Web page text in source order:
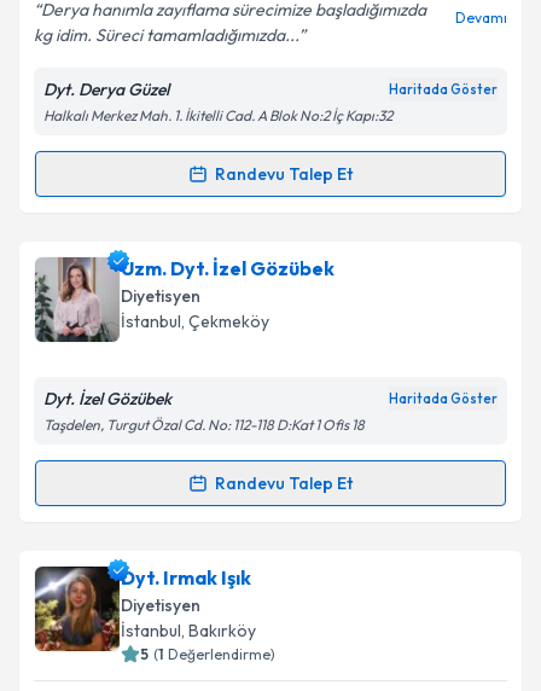
Kişisel verilerimin işlenmesine ilişkin
Aydınlatma
Metni'ni okudum ve kişisel verilerimin belirtilen
kapsamda işlenmesini kabul ediyorum.
Derya hanımla zayıflama sürecimize başladığımızda
kg idim. Süreci tamamladığımızda...
Devamı
Dyt. Derya Güzel Haritada Göster
Halkalı Merkez Mah. 1. İkitelli Cad. A Blok No:2 İç Kapı:32
Randevu Talep Et
Randevu Takvimi Talebi
Dyt. Derya Güzeliçin randevu takvimi talebi
oluşturun. Size bu uzmandan randevu almanız için bir
takvim hazırlandığında e-posta ile bilgilendireceğiz.
Kişisel verilerimin işlenmesine ilişkin
Metni'ni okudum ve kişisel verilerimin belirtilen
Takvim Talebini Gönder
Uzm. Dyt. İzel Gözübek
Diyetisyen
İstanbul, Çekmeköy
Dyt. İzel Gözübek Haritada Göster
Taşdelen, Turgut Özal Cd. No: 112-118 D:Kat 1 Ofis 18
Randevu Talep Et
Randevu Takvimi Talebi
Uzm. Dyt. İzel Gözübek
oluşturun. Size bu uzmandan randevu almanız için bir
takvim hazırlandığında e-posta ile bilgilendireceğiz.
Dyt. Irmak Işık
Diyetisyen
İstanbul, Bakırköy
5 (1 Değerlendirme)